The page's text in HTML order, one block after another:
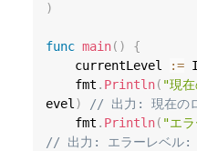
)
func main( )
{
	currentLevel
:=
	fmt
. Println( "現
evel )
// 出力: 現在の
	fmt
. Println( "エ
// 出力: エラーレベル: